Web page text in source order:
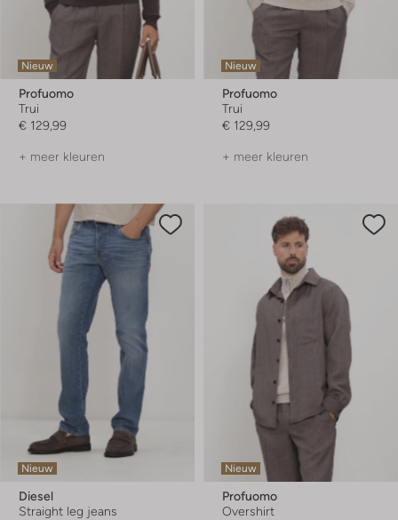
Nieuw
Profuomo
Trui
€ 129,99
+ meer kleuren
Nieuw
Profuomo
Trui
€ 129,99
+ meer kleuren
Nieuw
Diesel
Straight leg jeans
Nieuw
Profuomo
Overshirt